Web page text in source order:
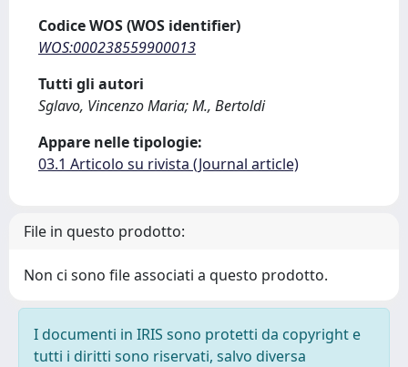
Codice WOS (WOS identifier)
WOS:000238559900013
Tutti gli autori
Sglavo, Vincenzo Maria; M., Bertoldi
Appare nelle tipologie:
03.1 Articolo su rivista (Journal article)
File in questo prodotto:
Non ci sono file associati a questo prodotto.
I documenti in IRIS sono protetti da copyright e
tutti i diritti sono riservati, salvo diversa